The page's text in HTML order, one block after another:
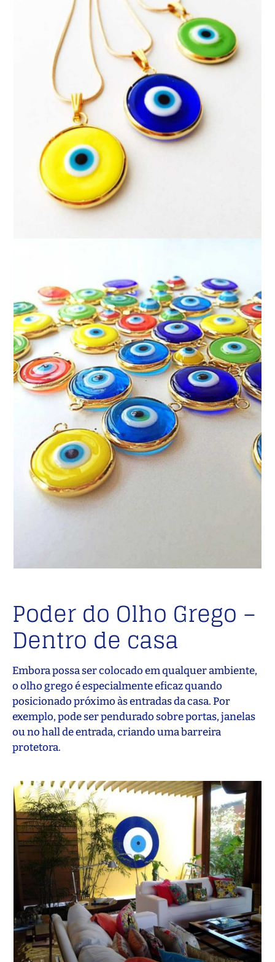
Poder do Olho Grego –
Dentro de casa
Embora possa ser colocado em qualquer ambiente,
o olho grego é especialmente eficaz quando
posicionado próximo às entradas da casa. Por
exemplo, pode ser pendurado sobre portas, janelas
ou no hall de entrada, criando uma barreira
protetora.